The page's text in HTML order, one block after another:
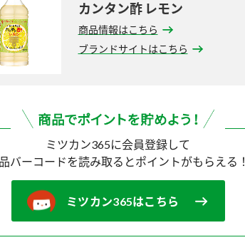
カンタン酢 レモン
商品情報はこちら
ブランドサイトはこちら
ミツカン365に会員登録して
バーコードを読み取ると ポイントがもらえる！
ミツカン365はこちら